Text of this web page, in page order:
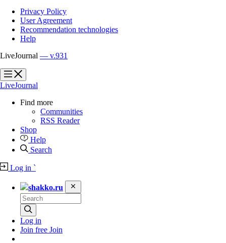
Privacy Policy
User Agreement
Recommendation technologies
Help
LiveJournal — v.931
?
?
LiveJournal
Find more
Communities
RSS Reader
Shop
Help
Search
Log in `
shakko.ru
Log in
Join free Join